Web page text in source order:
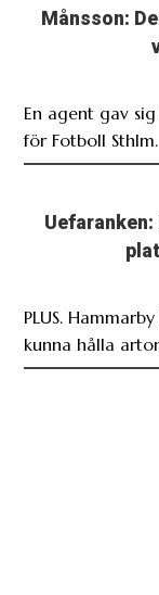
Månsson:
En agent gav
för Fotboll Sthlm.
PLUS.
kunna hålla